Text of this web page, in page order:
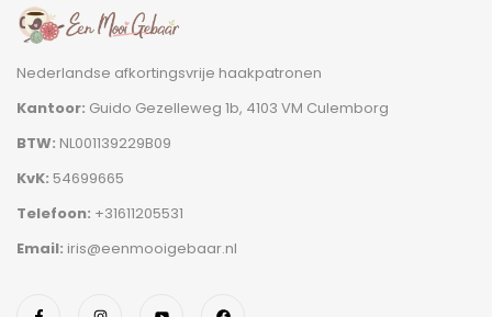
Nederlandse afkortingsvrije haakpatronen
Kantoor: Guido Gezelleweg 1b, 4103 VM Culemborg
BTW: NL001139229B09
KvK: 54699665
Telefoon: +31611205531
Email: iris@eenmooigebaar.nl